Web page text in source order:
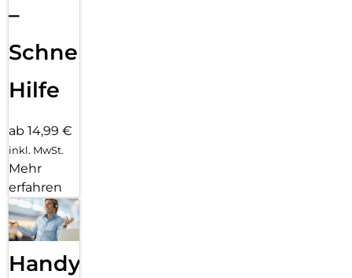
–
Schnelle
Hilfe
ab 14,99 €
inkl. MwSt.
Mehr
erfahren
Handy